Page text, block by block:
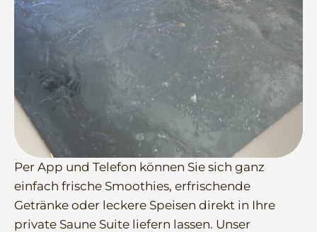
Per App und Telefon können Sie sich ganz
einfach frische Smoothies, erfrischende
Getränke oder leckere Speisen direkt in Ihre
private Saune Suite liefern lassen. Unser